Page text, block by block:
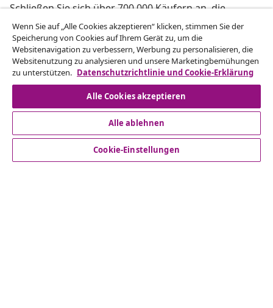
Schließen Sie sich über 700.000 Käufern an, die
wöchentliche Angebote, saisonale Aktionen und
Neuheiten von vidaXL erhalten.
Unsere Social-Media-Accounts
Kundenservice
Wenn Sie auf „Alle Cookies akzeptieren“ klicken, stimmen Sie der
Speicherung von Cookies auf Ihrem Gerät zu, um die
Websitenavigation zu verbessern, Werbung zu personalisieren, die
Websitenutzung zu analysieren und unsere Marketingbemühungen
zu unterstützen. Datenschutzrichtlinie und Cookie-Erklärung
Alle Cookies akzeptieren
Alle ablehnen
Cookie-Einstellungen